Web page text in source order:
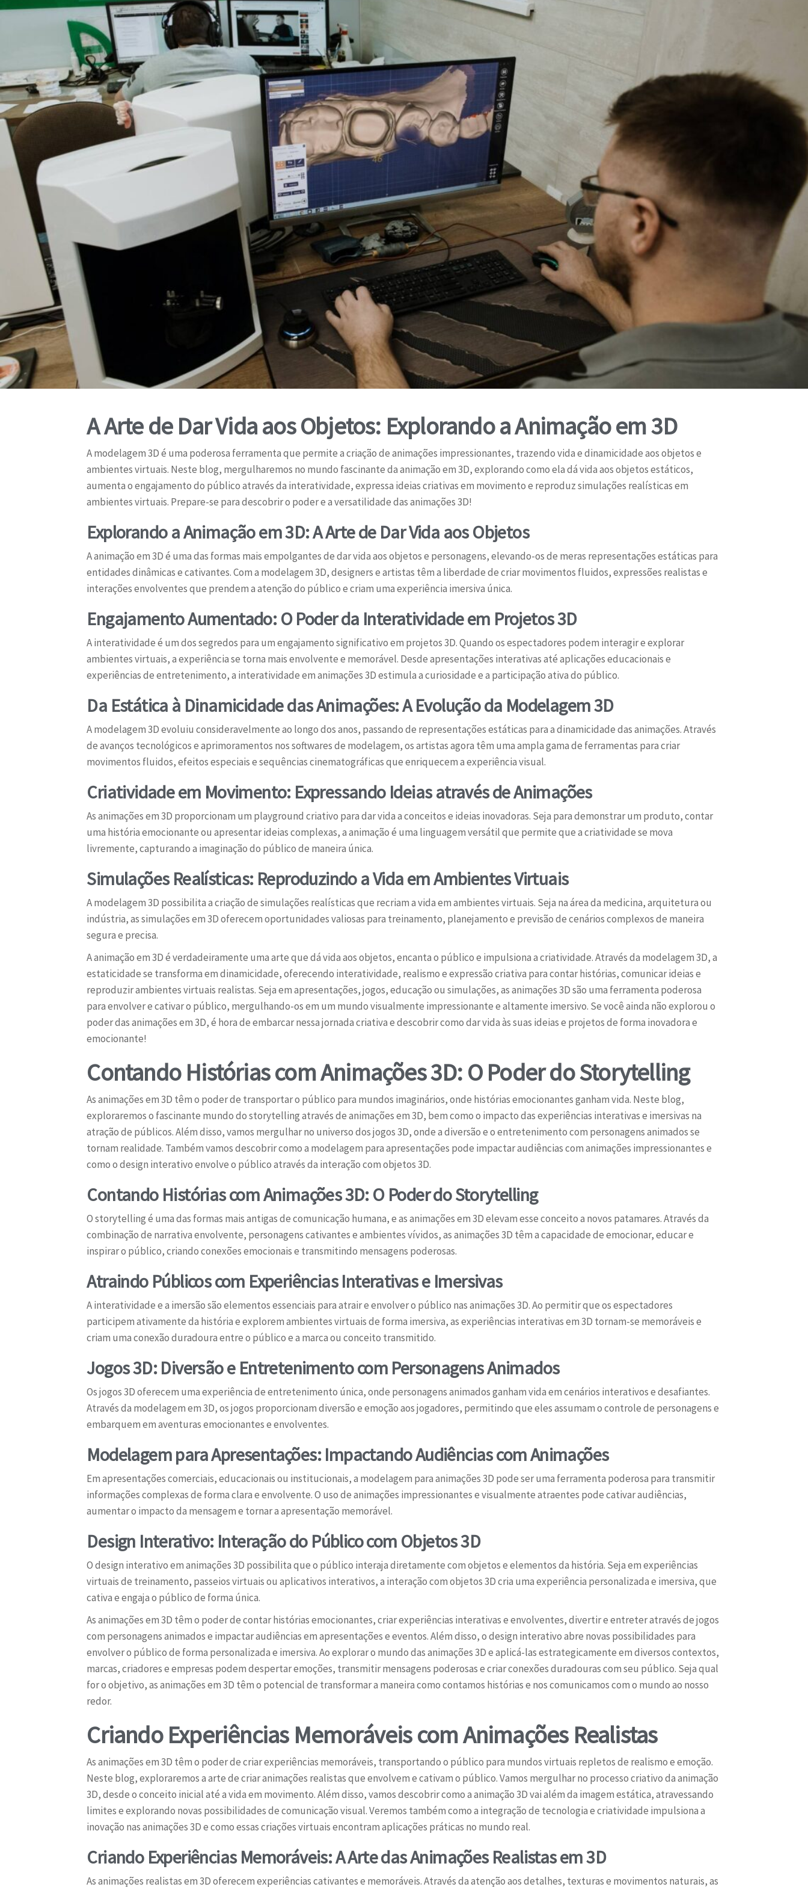
A Arte de Dar Vida aos Objetos: Explorando a Animação em 3D
A modelagem 3D é uma poderosa ferramenta que permite a criação de animações impressionantes, trazendo vida e dinamicidade aos objetos e
ambientes virtuais. Neste blog, mergulharemos no mundo fascinante da animação em 3D, explorando como ela dá vida aos objetos estáticos,
aumenta o engajamento do público através da interatividade, expressa ideias criativas em movimento e reproduz simulações realísticas em
ambientes virtuais. Prepare-se para descobrir o poder e a versatilidade das animações 3D!
Explorando a Animação em 3D: A Arte de Dar Vida aos Objetos
A animação em 3D é uma das formas mais empolgantes de dar vida aos objetos e personagens, elevando-os de meras representações estáticas para
entidades dinâmicas e cativantes. Com a modelagem 3D, designers e artistas têm a liberdade de criar movimentos fluidos, expressões realistas e
interações envolventes que prendem a atenção do público e criam uma experiência imersiva única.
Engajamento Aumentado: O Poder da Interatividade em Projetos 3D
A interatividade é um dos segredos para um engajamento significativo em projetos 3D. Quando os espectadores podem interagir e explorar
ambientes virtuais, a experiência se torna mais envolvente e memorável. Desde apresentações interativas até aplicações educacionais e
experiências de entretenimento, a interatividade em animações 3D estimula a curiosidade e a participação ativa do público.
Da Estática à Dinamicidade das Animações: A Evolução da Modelagem 3D
A modelagem 3D evoluiu consideravelmente ao longo dos anos, passando de representações estáticas para a dinamicidade das animações. Através
de avanços tecnológicos e aprimoramentos nos softwares de modelagem, os artistas agora têm uma ampla gama de ferramentas para criar
movimentos fluidos, efeitos especiais e sequências cinematográficas que enriquecem a experiência visual.
Criatividade em Movimento: Expressando Ideias através de Animações
As animações em 3D proporcionam um playground criativo para dar vida a conceitos e ideias inovadoras. Seja para demonstrar um produto, contar
uma história emocionante ou apresentar ideias complexas, a animação é uma linguagem versátil que permite que a criatividade se mova
livremente, capturando a imaginação do público de maneira única.
Simulações Realísticas: Reproduzindo a Vida em Ambientes Virtuais
A modelagem 3D possibilita a criação de simulações realísticas que recriam a vida em ambientes virtuais. Seja na área da medicina, arquitetura ou
indústria, as simulações em 3D oferecem oportunidades valiosas para treinamento, planejamento e previsão de cenários complexos de maneira
segura e precisa.
A animação em 3D é verdadeiramente uma arte que dá vida aos objetos, encanta o público e impulsiona a criatividade. Através da modelagem 3D, a
estaticidade se transforma em dinamicidade, oferecendo interatividade, realismo e expressão criativa para contar histórias, comunicar ideias e
reproduzir ambientes virtuais realistas. Seja em apresentações, jogos, educação ou simulações, as animações 3D são uma ferramenta poderosa
para envolver e cativar o público, mergulhando-os em um mundo visualmente impressionante e altamente imersivo. Se você ainda não explorou o
poder das animações em 3D, é hora de embarcar nessa jornada criativa e descobrir como dar vida às suas ideias e projetos de forma inovadora e
emocionante!
Contando Histórias com Animações 3D: O Poder do Storytelling
As animações em 3D têm o poder de transportar o público para mundos imaginários, onde histórias emocionantes ganham vida. Neste blog,
exploraremos o fascinante mundo do storytelling através de animações em 3D, bem como o impacto das experiências interativas e imersivas na
atração de públicos. Além disso, vamos mergulhar no universo dos jogos 3D, onde a diversão e o entretenimento com personagens animados se
tornam realidade. Também vamos descobrir como a modelagem para apresentações pode impactar audiências com animações impressionantes e
como o design interativo envolve o público através da interação com objetos 3D.
Contando Histórias com Animações 3D: O Poder do Storytelling
O storytelling é uma das formas mais antigas de comunicação humana, e as animações em 3D elevam esse conceito a novos patamares. Através da
combinação de narrativa envolvente, personagens cativantes e ambientes vívidos, as animações 3D têm a capacidade de emocionar, educar e
inspirar o público, criando conexões emocionais e transmitindo mensagens poderosas.
Atraindo Públicos com Experiências Interativas e Imersivas
A interatividade e a imersão são elementos essenciais para atrair e envolver o público nas animações 3D. Ao permitir que os espectadores
participem ativamente da história e explorem ambientes virtuais de forma imersiva, as experiências interativas em 3D tornam-se memoráveis e
criam uma conexão duradoura entre o público e a marca ou conceito transmitido.
Jogos 3D: Diversão e Entretenimento com Personagens Animados
Os jogos 3D oferecem uma experiência de entretenimento única, onde personagens animados ganham vida em cenários interativos e desafiantes.
Através da modelagem em 3D, os jogos proporcionam diversão e emoção aos jogadores, permitindo que eles assumam o controle de personagens e
embarquem em aventuras emocionantes e envolventes.
Modelagem para Apresentações: Impactando Audiências com Animações
Em apresentações comerciais, educacionais ou institucionais, a modelagem para animações 3D pode ser uma ferramenta poderosa para transmitir
informações complexas de forma clara e envolvente. O uso de animações impressionantes e visualmente atraentes pode cativar audiências,
aumentar o impacto da mensagem e tornar a apresentação memorável.
Design Interativo: Interação do Público com Objetos 3D
O design interativo em animações 3D possibilita que o público interaja diretamente com objetos e elementos da história. Seja em experiências
virtuais de treinamento, passeios virtuais ou aplicativos interativos, a interação com objetos 3D cria uma experiência personalizada e imersiva, que
cativa e engaja o público de forma única.
As animações em 3D têm o poder de contar histórias emocionantes, criar experiências interativas e envolventes, divertir e entreter através de jogos
com personagens animados e impactar audiências em apresentações e eventos. Além disso, o design interativo abre novas possibilidades para
envolver o público de forma personalizada e imersiva. Ao explorar o mundo das animações 3D e aplicá-las estrategicamente em diversos contextos,
marcas, criadores e empresas podem despertar emoções, transmitir mensagens poderosas e criar conexões duradouras com seu público. Seja qual
for o objetivo, as animações em 3D têm o potencial de transformar a maneira como contamos histórias e nos comunicamos com o mundo ao nosso
redor.
Criando Experiências Memoráveis com Animações Realistas
As animações em 3D têm o poder de criar experiências memoráveis, transportando o público para mundos virtuais repletos de realismo e emoção.
Neste blog, exploraremos a arte de criar animações realistas que envolvem e cativam o público. Vamos mergulhar no processo criativo da animação
3D, desde o conceito inicial até a vida em movimento. Além disso, vamos descobrir como a animação 3D vai além da imagem estática, atravessando
limites e explorando novas possibilidades de comunicação visual. Veremos também como a integração de tecnologia e criatividade impulsiona a
inovação nas animações 3D e como essas criações virtuais encontram aplicações práticas no mundo real.
Criando Experiências Memoráveis: A Arte das Animações Realistas em 3D
As animações realistas em 3D oferecem experiências cativantes e memoráveis. Através da atenção aos detalhes, texturas e movimentos naturais, as